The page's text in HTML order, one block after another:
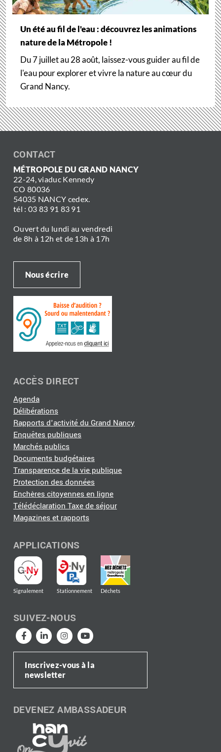
Un été au fil de l'eau : découvrez les animations
nature de la Métropole !
Du 7 juillet au 28 août, laissez-vous guider au fil de
l'eau pour explorer et vivre la nature au cœur du
Grand Nancy.
CONTACT
MÉTROPOLE DU GRAND NANCY
22-24, viaduc Kennedy
CO 80036
54035 NANCY cedex.
tél : 03 83 91 83 91
Ouvert du lundi au vendredi
de 8h à 12h et de 13h à 17h
Nous écrire
ACCÈS DIRECT
Agenda
Délibérations
Rapports d'activité du Grand Nancy
Enquêtes publiques
Marchés publics
Documents budgétaires
Transparence de la vie publique
Protection des données
Enchères citoyennes en ligne
Télédéclaration Taxe de séjour
Magazines et rapports
APPLICATIONS
Signalement Stationnement Déchets
SUIVEZ-NOUS
Inscrivez-vous à la
newsletter
DEVENEZ AMBASSADEUR